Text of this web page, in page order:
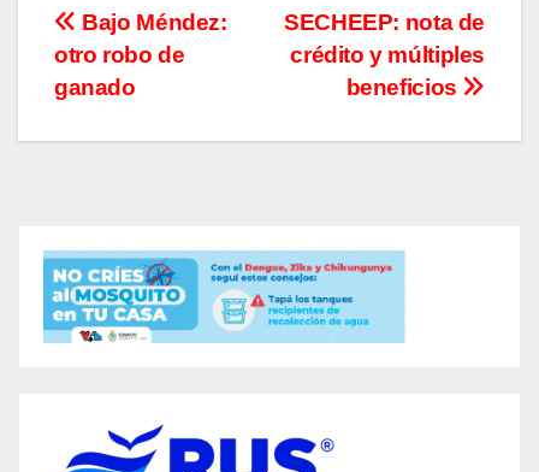
Navegación
de
entradas
SECHEEP: nota de
crédito y múltiples
beneficios
Bajo Méndez:
otro robo de
ganado